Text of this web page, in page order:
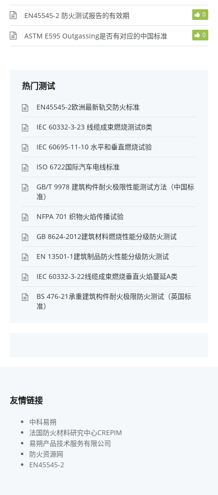
EN45545-2 防火测试报告的有效期 0
ASTM E595 Outgassing是否有对应的中国标准 0
热门测试
EN45545-2欧洲最新轨交防火标准
IEC 60332-3-23 线缆成束燃烧测试B类
IEC 60695-11-10 水平和垂直燃烧试验
ISO 6722国际汽车电线标准
GB/T 9978 建筑构件耐火极限性能测试方法（中国标
准）
NFPA 701 织物火焰传播试验
GB 8624-2012建筑材料燃烧性能分级防火测试
EN 13501-1建筑制品防火性能分级防火测试
IEC 60332-3-22线缆成束燃烧垂直火焰蔓延A类
BS 476-21承重建筑构件耐火极限防火测试（英国标
准）
友情链接
中科易朔
法国防火材料研究中心CREPIM
易朔产品技术服务有限公司
防火资源网
EN45545-2